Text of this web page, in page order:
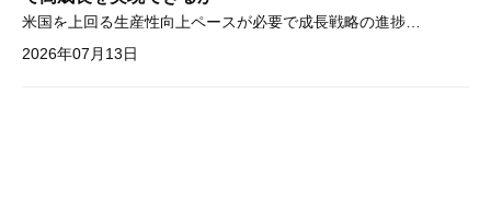
2026年07月13日